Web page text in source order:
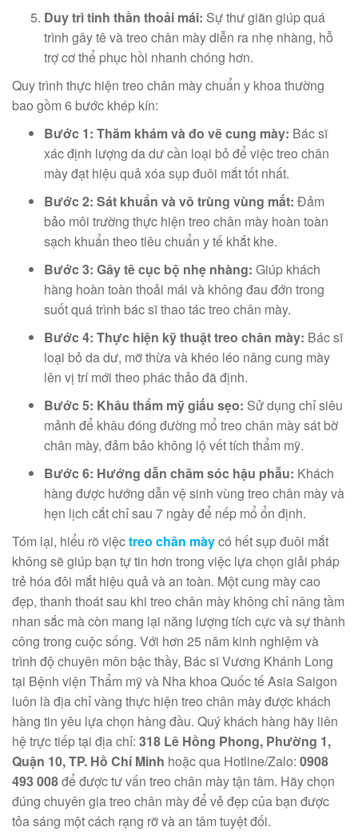
Duy trì tinh thần thoải mái: Sự thư giãn giúp quá
trình gây tê và treo chân mày diễn ra nhẹ nhàng, hỗ
trợ cơ thể phục hồi nhanh chóng hơn.
Quy trình thực hiện treo chân mày chuẩn y khoa thường
bao gồm 6 bước khép kín:
Bước 1: Thăm khám và đo vẽ cung mày: Bác sĩ
xác định lượng da dư cần loại bỏ để việc treo chân
mày đạt hiệu quả xóa sụp đuôi mắt tốt nhất.
Bước 2: Sát khuẩn và vô trùng vùng mắt: Đảm
bảo môi trường thực hiện treo chân mày hoàn toàn
sạch khuẩn theo tiêu chuẩn y tế khắt khe.
Bước 3: Gây tê cục bộ nhẹ nhàng: Giúp khách
hàng hoàn toàn thoải mái và không đau đớn trong
suốt quá trình bác sĩ thao tác treo chân mày.
Bước 4: Thực hiện kỹ thuật treo chân mày: Bác sĩ
loại bỏ da dư, mỡ thừa và khéo léo nâng cung mày
lên vị trí mới theo phác thảo đã định.
Bước 5: Khâu thẩm mỹ giấu sẹo: Sử dụng chỉ siêu
mảnh để khâu đóng đường mổ treo chân mày sát bờ
chân mày, đảm bảo không lộ vết tích thẩm mỹ.
Bước 6: Hướng dẫn chăm sóc hậu phẫu: Khách
hàng được hướng dẫn vệ sinh vùng treo chân mày và
hẹn lịch cắt chỉ sau 7 ngày để nếp mổ ổn định.
Tóm lại, hiểu rõ việctreo chân màycó hết sụp đuôi mắt
không sẽ giúp bạn tự tin hơn trong việc lựa chọn giải pháp
trẻ hóa đôi mắt hiệu quả và an toàn. Một cung mày cao
đẹp, thanh thoát sau khi treo chân mày không chỉ nâng tầm
nhan sắc mà còn mang lại năng lượng tích cực và sự thành
công trong cuộc sống. Với hơn 25 năm kinh nghiệm và
trình độ chuyên môn bậc thầy, Bác sĩ Vương Khánh Long
tại Bệnh viện Thẩm mỹ và Nha khoa Quốc tế Asia Saigon
luôn là địa chỉ vàng thực hiện treo chân mày được khách
hàng tin yêu lựa chọn hàng đầu. Quý khách hàng hãy liên
hệ trực tiếp tại địa chỉ: 318 Lê Hồng Phong, Phường 1,
Quận 10, TP. Hồ Chí Minh hoặc qua Hotline/Zalo: 0908
493 008để được tư vấn treo chân mày tận tâm. Hãy chọn
đúng chuyên gia treo chân mày để vẻ đẹp của bạn được
tỏa sáng một cách rạng rỡ và an tâm tuyệt đối.